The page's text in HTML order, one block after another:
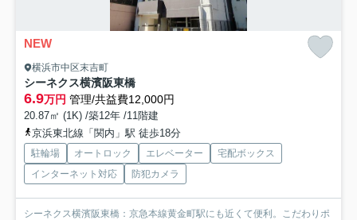
NEW
横浜市中区末吉町
シーネクス横濱阪東橋
6.9万円 管理/共益費12,000円
20.87㎡ (1K) /築12年 /11階建
京浜東北線「関内」駅 徒歩18分
駐輪場 オートロック エレベーター
宅配ボックス
インターネット対応
防犯カメラ
シーネクス横濱阪東橋：京急本線黄金町駅にも近くて便利。こだわりポ